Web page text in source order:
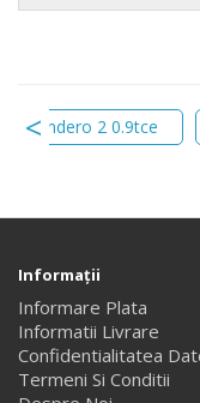
sandero 2 0.9tce
Informaţii
Informare Plata
Informatii Livrare
Confidentialitatea
Termeni Si Conditii